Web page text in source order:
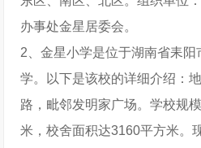
办事处金星居委会。
2、金星小学是位于湖南省耒
学。以下是该校的详细介绍：
路，毗邻发明家广场。学校规
米，校舍面积达3160平方米。